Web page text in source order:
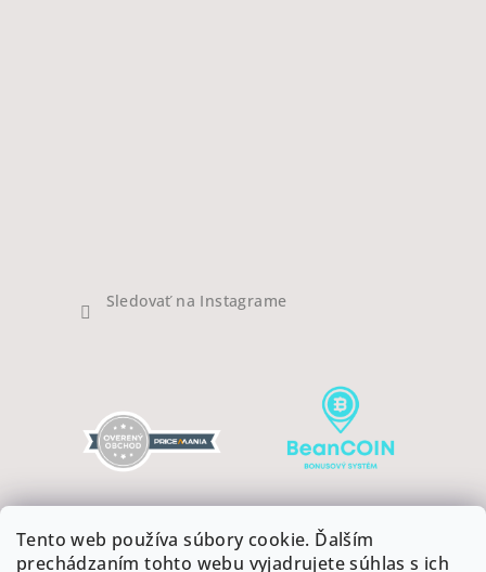
Tento web používa súbory cookie. Ďalším
prechádzaním tohto webu vyjadrujete súhlas s ich
Sledovať na Instagrame